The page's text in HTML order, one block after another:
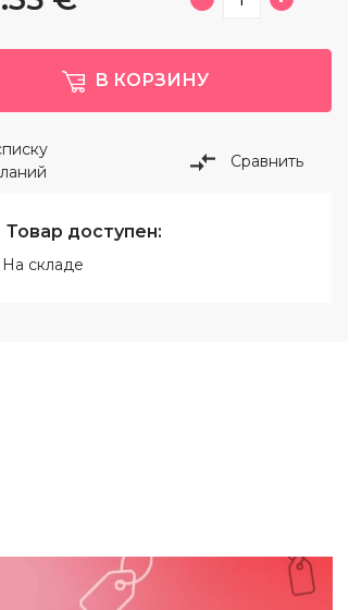
В КОРЗИНУ
Сравнить
Товар доступен:
На складе